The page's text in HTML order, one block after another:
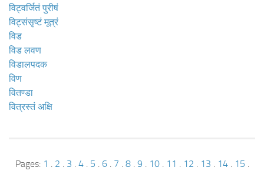
विट्वर्जितं पुरीषं
विट्संसृष्टं मूत्रं
विड
विड लवण
विडालपदक
विण
वितण्डा
वित्रस्तं अक्षि
Pages: 1 . 2 . 3 . 4. 5 . 6. 7 . 8. 9 . 10. 11 . 12 . 13 . 14. 15 .